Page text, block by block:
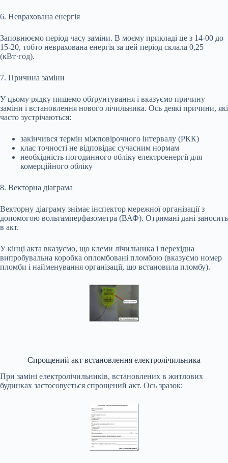
6. Неврахована енергія
Заповнюємо період часу заміни. В моєму прикладі це з 14-00 до
15-20, тобто неврахована енергія за цей період склала 0,25
(кВт·год).
7. Причина заміни
У цьому рядку пишемо обґрунтування і вказуємо причину
заміни і встановлення нового лічильника. Ось деякі причини, які
часто зустрічаються:
закінчився термін міжповірочного інтервалу (РКК)
клас точності не відповідає сучасним нормам
необхідність погодинного обліку електроенергії для
комерційного обліку
8. Векторна діаграма
Векторну діаграму знімає інспектор мережної організації з
допомогою вольтамперфазометра (ВАФ). Отримані дані заносить
в акт.
У кінці акта вказуємо, що клеми лічильника і перехідна
випробувальна коробка опломбовані пломбою (вказуємо номер
пломби і найменування організації, що встановила пломбу).
Спрощений акт встановлення електролічильника
При заміні електролічильників, встановлених в житлових
будинках застосовується спрощений акт. Ось зразок: